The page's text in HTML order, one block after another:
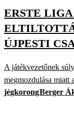
ERSTE
ÚJPESTI
A játékvezetőnek
megmozdulása miatt
jégkorongBerger